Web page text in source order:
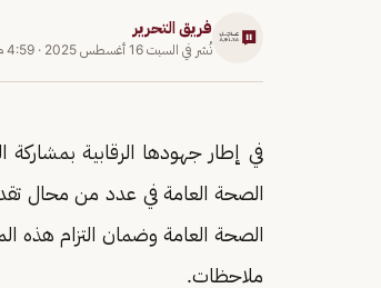
فريق التحرير
نُشر في السبت 16 أغسطس 2025 · 4:59 م
في إطار جهودها الرقابية
الصحة العامة في عدد من محال
الصحة العامة وضمان التزام هذه
ملاحظات.